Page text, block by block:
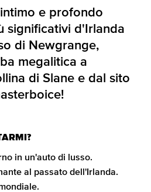
e profondo
significativi d'Irlanda
di Newgrange,
megalitica a
di Slane e dal sito
in un'auto di lusso.
al passato dell'Irlanda.